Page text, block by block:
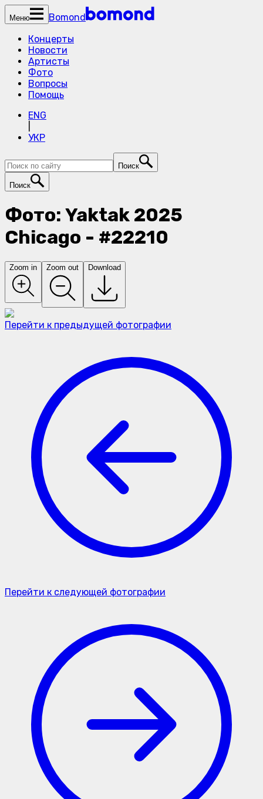
Меню
Bomond
Концерты
Новости
Артисты
Фото
Вопросы
Помощь
ENG
УКР
Поиск
Поиск
Фото: Yaktak 2025
Chicago - #22210
Zoom in Zoom out Download
Перейти к предыдущей фотографии
Перейти к следующей фотографии